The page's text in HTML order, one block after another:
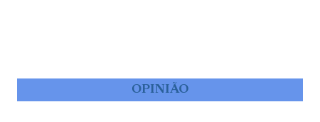
OPINIÃO